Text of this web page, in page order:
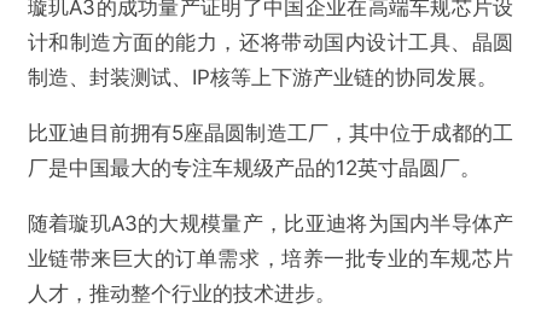
璇玑A3的成功量产证明了中国企业在高端车规芯片设
计和制造方面的能力，还将带动国内设计工具、晶圆
制造、封装测试、IP核等上下游产业链的协同发展。
比亚迪目前拥有5座晶圆制造工厂，其中位于成都的工
厂是中国最大的专注车规级产品的12英寸晶圆厂。
随着璇玑A3的大规模量产，比亚迪将为国内半导体产
业链带来巨大的订单需求，培养一批专业的车规芯片
人才，推动整个行业的技术进步。